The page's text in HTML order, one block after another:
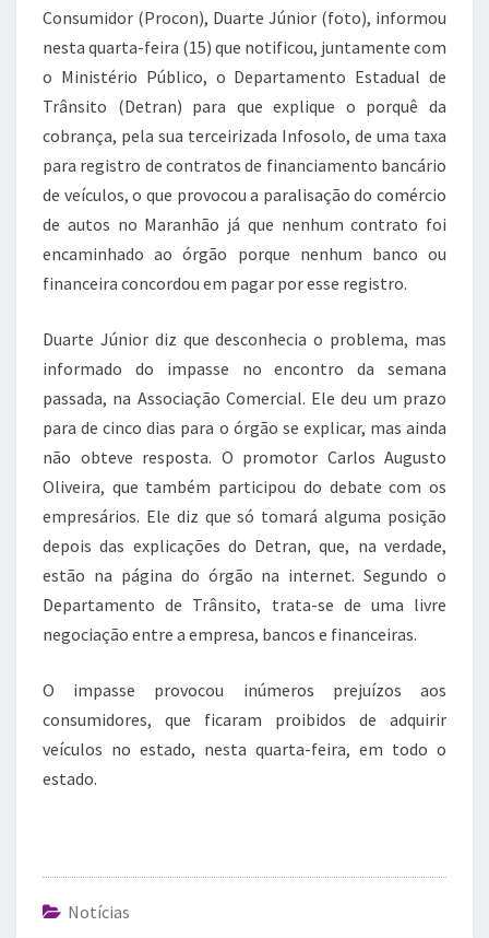
Consumidor (Procon), Duarte Júnior (foto), informou
nesta quarta-feira (15) que notificou, juntamente com
o Ministério Público, o Departamento Estadual de
Trânsito (Detran) para que explique o porquê da
cobrança, pela sua terceirizada Infosolo, de uma taxa
para registro de contratos de financiamento bancário
de veículos, o que provocou a paralisação do comércio
de autos no Maranhão já que nenhum contrato foi
encaminhado ao órgão porque nenhum banco ou
financeira concordou em pagar por esse registro.
Duarte Júnior diz que desconhecia o problema, mas
informado do impasse no encontro da semana
passada, na Associação Comercial. Ele deu um prazo
para de cinco dias para o órgão se explicar, mas ainda
não obteve resposta. O promotor Carlos Augusto
Oliveira, que também participou do debate com os
empresários. Ele diz que só tomará alguma posição
depois das explicações do Detran, que, na verdade,
estão na página do órgão na internet. Segundo o
Departamento de Trânsito, trata-se de uma livre
negociação entre a empresa, bancos e financeiras.
O impasse provocou inúmeros prejuízos aos
consumidores, que ficaram proibidos de adquirir
veículos no estado, nesta quarta-feira, em todo o
estado.
Notícias